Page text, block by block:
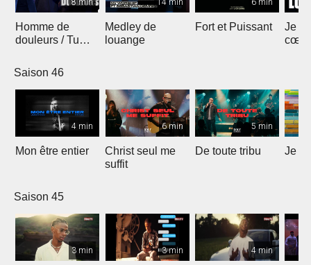
Homme de
douleurs / Tu
Medley de
louange
Fort et Puissant
Je
cœur
Saison 46
4 min
Mon être entier
6 min
Christ seul me
suffit
5 min
De toute tribu Je
Saison 45
3 min 3 min 4 min